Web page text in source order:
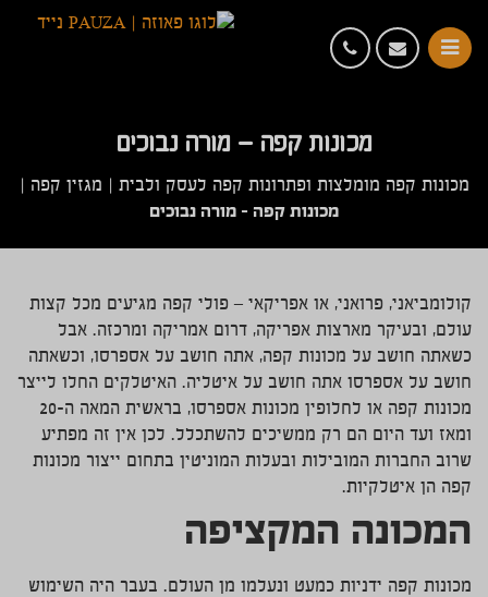
מכונות קפה – מורה נבוכים
מכונות קפה מומלצות ופתרונות קפה לעסק ולבית מגזין קפה
מכונות קפה – מורה נבוכים
קולומביאני, פרואני, או אפריקאי – פולי קפה מגיעים מכל קצות
עולם, ובעיקר מארצות אפריקה, דרום אמריקה ומרכזה. אבל
כשאתה חושב על מכונות קפה, אתה חושב על אספרסו, וכשאתה
חושב על אספרסו אתה חושב על איטליה. האיטלקים החלו לייצר
מכונות קפה או לחלופין מכונות אספרסו, בראשית המאה ה-20
ומאז ועד היום הם רק ממשיכים להשתכלל. לכן אין זה מפתיע
שרוב החברות המובילות ובעלות המוניטין בתחום ייצור מכונות
קפה הן איטלקיות.
המכונה המקציפה
מכונות קפה ידניות כמעט ונעלמו מן העולם. בעבר היה השימוש